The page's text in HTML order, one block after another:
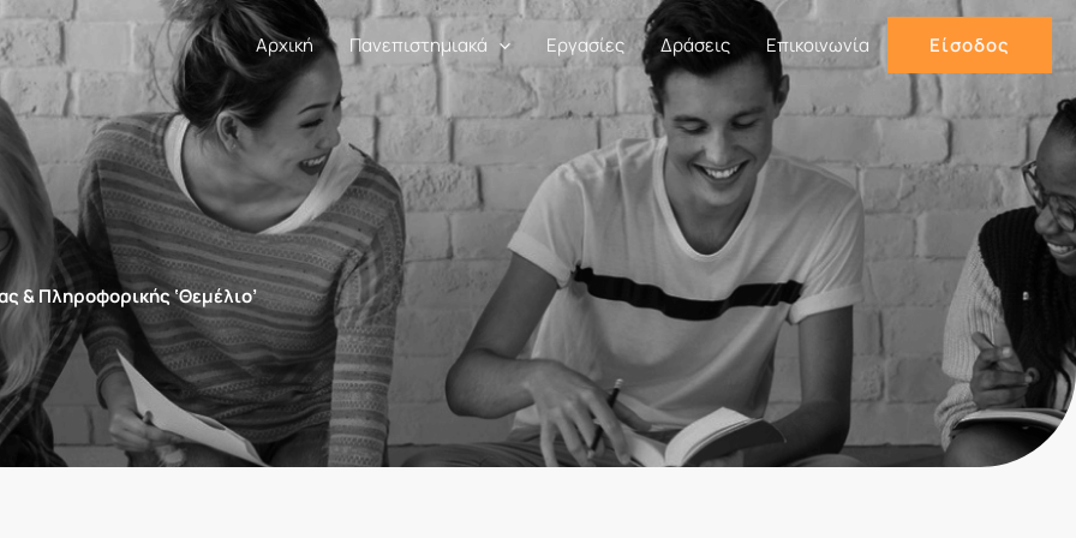
Αρχική Πανεπιστημιακά Εργασίες Δράσεις Επικοινωνία Είσοδος
& Πληροφορικής ‘Θεμέλιο’